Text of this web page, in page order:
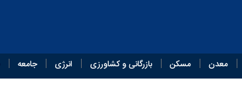
معدن مسکن بازرگانی و کشاورزی انرژی جامعه